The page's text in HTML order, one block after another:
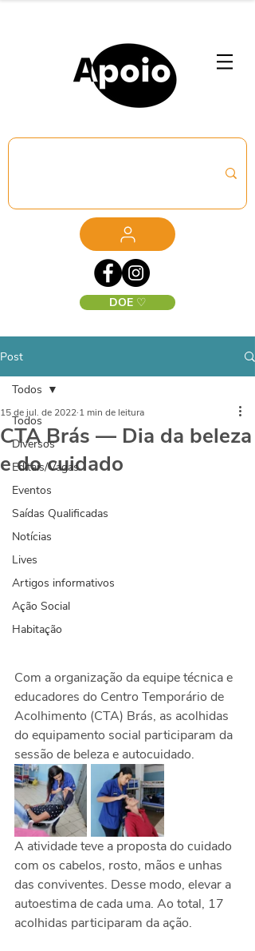
DOE ♡
Post
Todos
Diversos
Editais/Vagas
Eventos
Saídas Qualificadas
Notícias
Lives
Artigos informativos
Ação Social
Habitação
Todos
CTA Brás — Dia da beleza
e do cuidado
15 de jul. de 2022 1 min de leitura
Com a organização da equipe técnica e
educadores do Centro Temporário de
Acolhimento (CTA) Brás, as acolhidas
do equipamento social participaram da
sessão de beleza e autocuidado.
A atividade teve a proposta do cuidado
com os cabelos, rosto, mãos e unhas
das conviventes. Desse modo, elevar a
autoestima de cada uma. Ao total, 17
acolhidas participaram da ação.